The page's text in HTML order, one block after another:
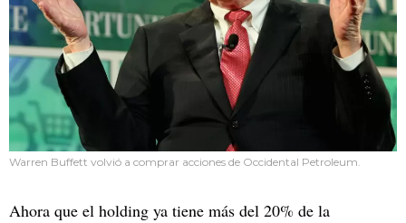
Warren Buffett volvió a comprar acciones de Occidental Petroleum.
Ahora que el holding ya tiene más del 20% de la